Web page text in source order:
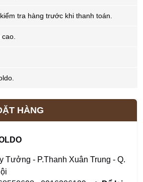
tra hàng trước khi thanh toán.
cao.
HÀNG
Tưởng - P.Thanh Xuân Trung - Q.